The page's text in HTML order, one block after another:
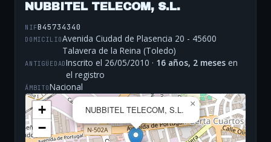
NUBBITEL TELECOM, S.L.
NIFB45734340
DOMICILIOAvenida Ciudad de Plasencia 20 - 45600
Talavera de la Reina (Toledo)
ANTIGÜEDADInscrito el 26/05/2010 · 16 años, 2 meses en
el registro
ÁMBITONacional
NUBBITEL TELECOM, S.L.
×
+
−